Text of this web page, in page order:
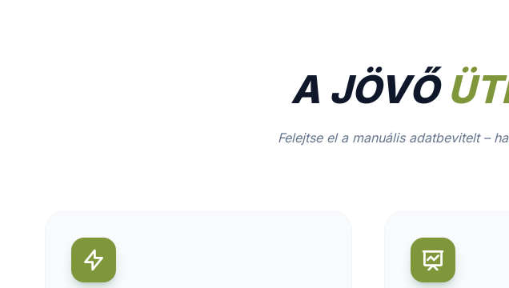
A JÖVŐ
Felejtse el a manuális adatbevitelt –